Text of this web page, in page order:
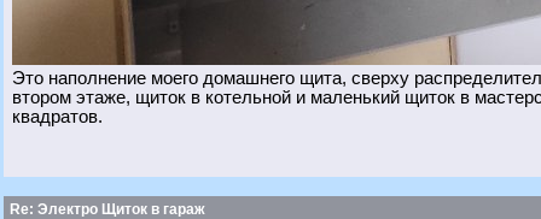
Это наполнение моего домашнего щита, сверху
втором этаже, щиток в котельной и маленький щиток в
квадратов.
Re: Электро Щиток в гараж